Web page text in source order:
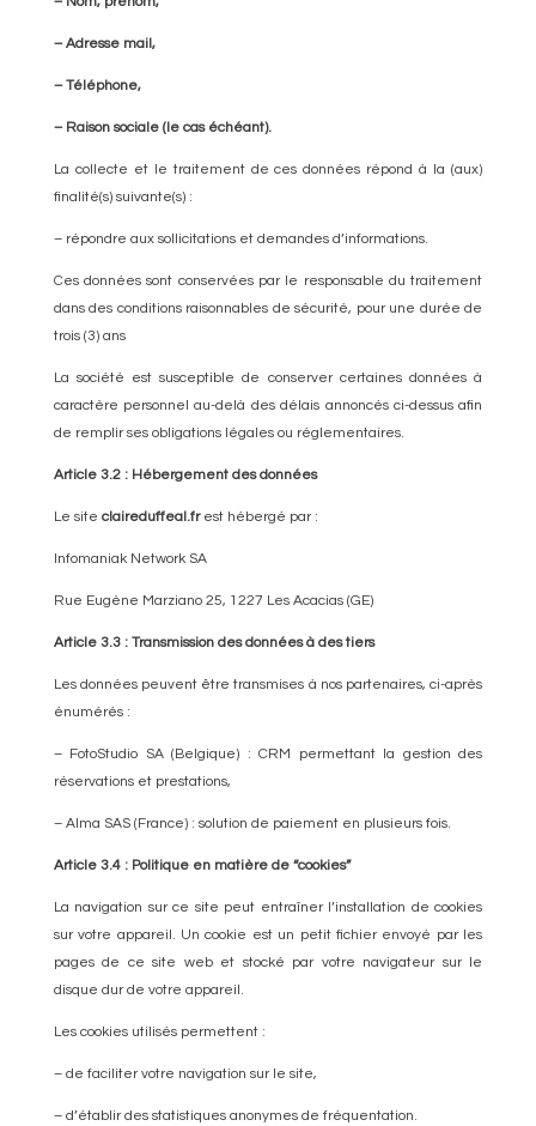
– Adresse mail,
– Téléphone,
– Raison sociale (le cas échéant).
La collecte et le traitement de ces données répond à la (aux)
finalité(s) suivante(s) :
– répondre aux sollicitations et demandes d’informations.
Ces données sont conservées par le responsable du traitement
dans des conditions raisonnables de sécurité, pour une durée de
trois (3) ans
La société est susceptible de conserver certaines données à
caractère personnel au-delà des délais annoncés ci-dessus afin
de remplir ses obligations légales ou réglementaires.
Article 3.2 : Hébergement des données
Le site claireduffeal.frest hébergé par :
Infomaniak Network SA
Rue Eugène Marziano 25, 1227 Les Acacias (GE)
Article 3.3 : Transmission des données à des tiers
Les données peuvent être transmises à nos partenaires, ci-après
énumérés :
– FotoStudio SA (Belgique) : CRM permettant la gestion des
réservations et prestations,
– Alma SAS (France) : solution de paiement en plusieurs fois.
Article 3.4 : Politique en matière de “cookies”
La navigation sur ce site peut entraîner l’installation de cookies
sur votre appareil. Un cookie est un petit fichier envoyé par les
pages de ce site web et stocké par votre navigateur sur le
disque dur de votre appareil.
Les cookies utilisés permettent :
– de faciliter votre navigation sur le site,
– d’établir des statistiques anonymes de fréquentation.